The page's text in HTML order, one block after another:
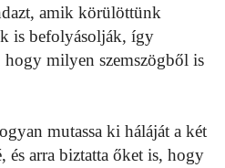
amik körülöttünk
is befolyásolják, így
milyen szemszögből is
mutassa ki háláját a két
és arra biztatta őket is, hogy